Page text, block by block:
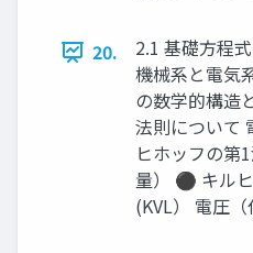
20.
2.1 基礎方程
機械系と電気
の数学的構造
法則について
ヒホッフの第
量） ⚫ キル
(KVL） 電圧